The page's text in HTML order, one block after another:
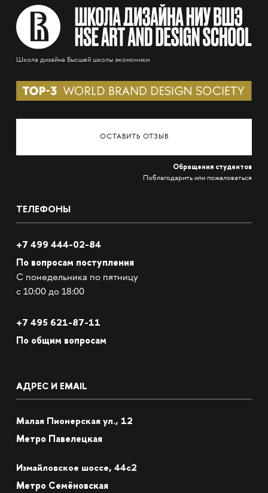
Школа дизайна Высшей школы экономики
ОСТАВИТЬ ОТЗЫВ
Обращения студентов
Поблагодарить или пожаловаться
ТЕЛЕФОНЫ
+7 499 444-02-84
По вопросам поступления
С понедельника по пятницу
с 10:00 до 18:00
+7 495 621-87-11
По общим вопросам
АДРЕС И EMAIL
Малая Пионерская ул., 12
Метро Павелецкая
Измайловское шоссе, 44с2
Метро Семёновская